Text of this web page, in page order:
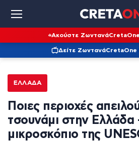
Ακούστε Ζωντανά
Δείτε ΖωντανάCretaOne
ΕΛΛΆΔΑ
Ποιες περιοχές
τσουνάμι στην Ελλάδα
μικροσκόπιο της